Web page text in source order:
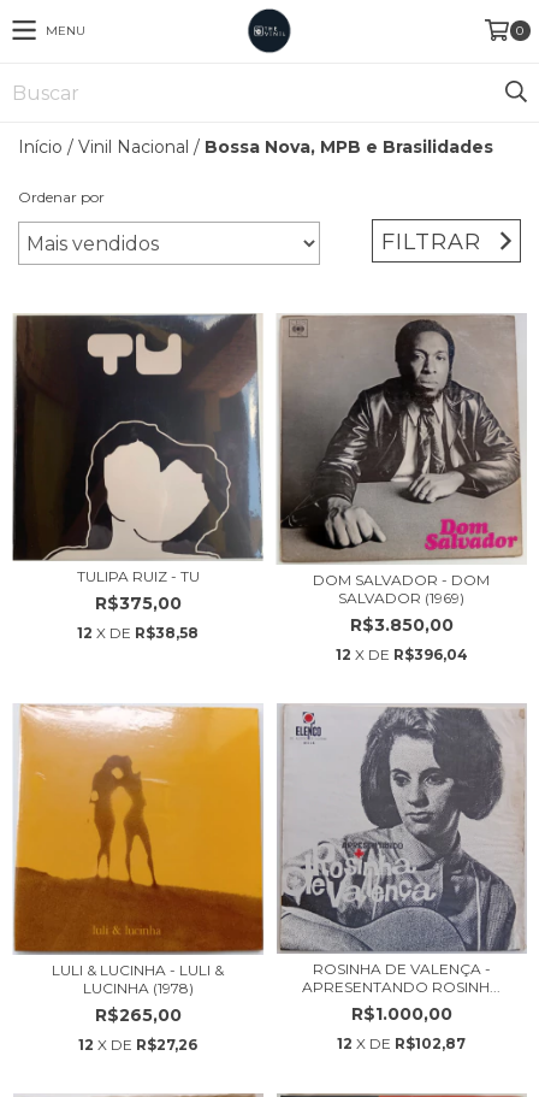
MENU 0
Início / Vinil Nacional / Bossa Nova, MPB e Brasilidades
Ordenar por
FILTRAR
TULIPA RUIZ - TU
R$375,00
12 X DE R$38,58
DOM SALVADOR - DOM
SALVADOR (1969)
R$3.850,00
12 X DE R$396,04
LULI & LUCINHA - LULI &
LUCINHA (1978)
R$265,00
12 X DE R$27,26
ROSINHA DE VALENÇA -
APRESENTANDO ROSINH...
R$1.000,00
12 X DE R$102,87